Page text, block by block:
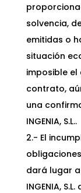
solvencia,
emitidas o
situación
imposible el
contrato,
una
INGENIA, S.L..
2.- El
dará lugar
INGENIA,